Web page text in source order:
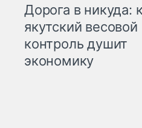
Дорога в никуда:
якутский весовой
контроль душит
экономику